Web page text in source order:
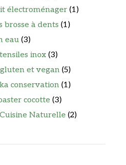
électroménager (1)
brosse à dents (1)
eau (3)
inox (3)
et vegan (5)
conservation (1)
cocotte (3)
Naturelle (2)